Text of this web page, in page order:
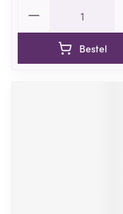
Bestel